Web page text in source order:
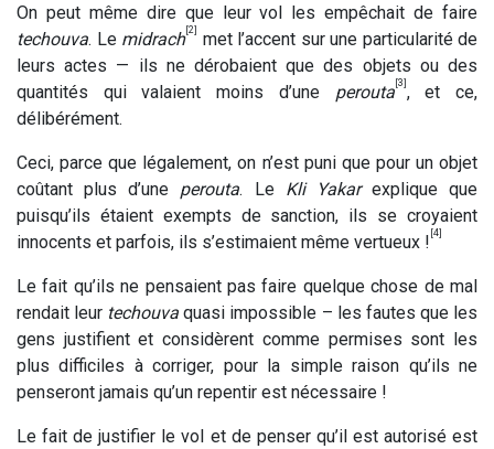
On peut même dire que leur vol les empêchait de faire
techouva. Le midrach [2]
met l’accent sur une particularité de
leurs actes — ils ne dérobaient que des objets ou des
quantités qui valaient moins d’une perouta [3] , et ce,
délibérément.
Ceci, parce que légalement, on n’est puni que pour un objet
coûtant plus d’une perouta. Le Kli Yakarexplique que
puisqu’ils étaient exempts de sanction, ils se croyaient
innocents et parfois, ils s’estimaient même vertueux ! [4]
Le fait qu’ils ne pensaient pas faire quelque chose de mal
rendait leur techouva quasi impossible – les fautes que les
gens justifient et considèrent comme permises sont les
plus difficiles à corriger, pour la simple raison qu’ils ne
penseront jamais qu’un repentir est nécessaire !
Le fait de justifier le vol et de penser qu’il est autorisé est